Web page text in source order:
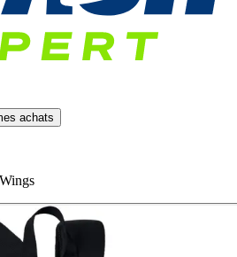
achats